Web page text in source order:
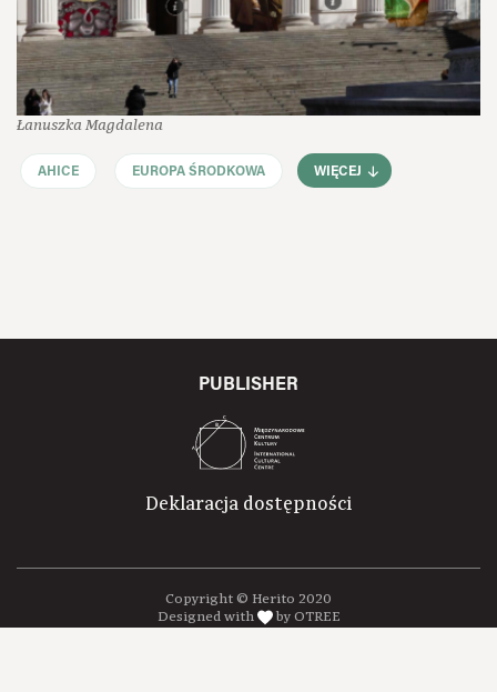
Łanuszka Magdalena
AHICE EUROPA ŚRODKOWA WIĘCEJ
PUBLISHER
Deklaracja dostępności
Copyright © Herito 2020
Designed with
by OTREE